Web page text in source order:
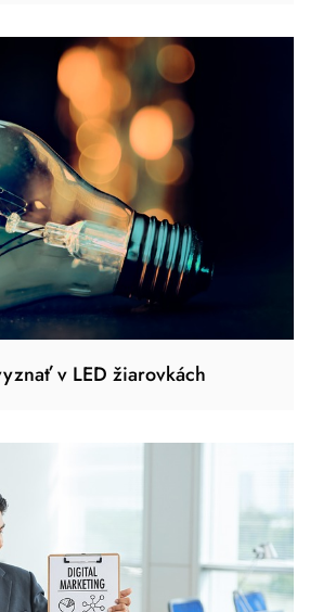
v LED žiarovkách